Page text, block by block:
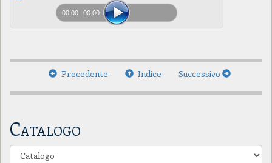
00:00 00:00
Precedente Indice Successivo
Catalogo